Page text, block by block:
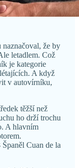
že by
letadlem. Což
je kategorie
A když
v autovírníku,
těžší než
ho drží trochu
A hlavním
Cuan de la